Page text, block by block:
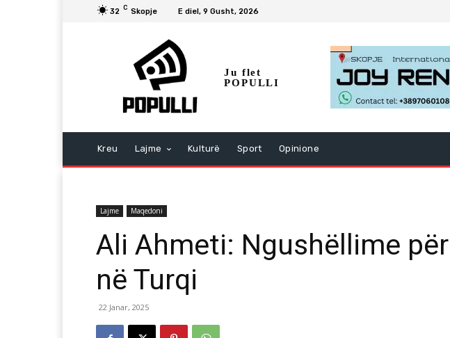
32 C Skopje E diel, 9 Gusht, 2026
Ju flet
POPULLI
Kreu Lajme Kulturë Sport Opinione
Lajme Maqedoni
Ali Ahmeti: Ngushëllime
në Turqi
22 Janar, 2025